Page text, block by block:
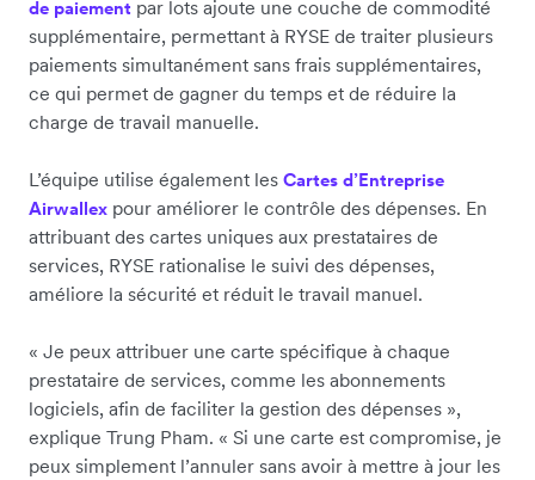
de paiement par lots ajoute une couche de commodité
supplémentaire, permettant à RYSE de traiter plusieurs
paiements simultanément sans frais supplémentaires,
ce qui permet de gagner du temps et de réduire la
charge de travail manuelle.
L’équipe utilise également les Cartes d’Entreprise
Airwallex pour améliorer le contrôle des dépenses. En
attribuant des cartes uniques aux prestataires de
services, RYSE rationalise le suivi des dépenses,
améliore la sécurité et réduit le travail manuel.
« Je peux attribuer une carte spécifique à chaque
prestataire de services, comme les abonnements
logiciels, afin de faciliter la gestion des dépenses »,
explique Trung Pham. « Si une carte est compromise, je
peux simplement l’annuler sans avoir à mettre à jour les